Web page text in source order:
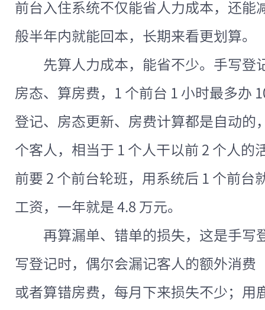
前台入住系统不仅能省人力成本，还能
般半年内就能回本，长期来看更划算。
先算人力成本，能省不少。手写登
房态、算房费，1 个前台 1 小时最多办
登记、房态更新、房费计算都是自动的
个客人，相当于 1 个人干以前 2 个人的
前要 2 个前台轮班，用系统后 1 个前台
工资，一年就是 4.8 万元。
再算漏单、错单的损失，这是手
写登记时，偶尔会漏记客人的额外消费
或者算错房费，每月下来损失不少；用